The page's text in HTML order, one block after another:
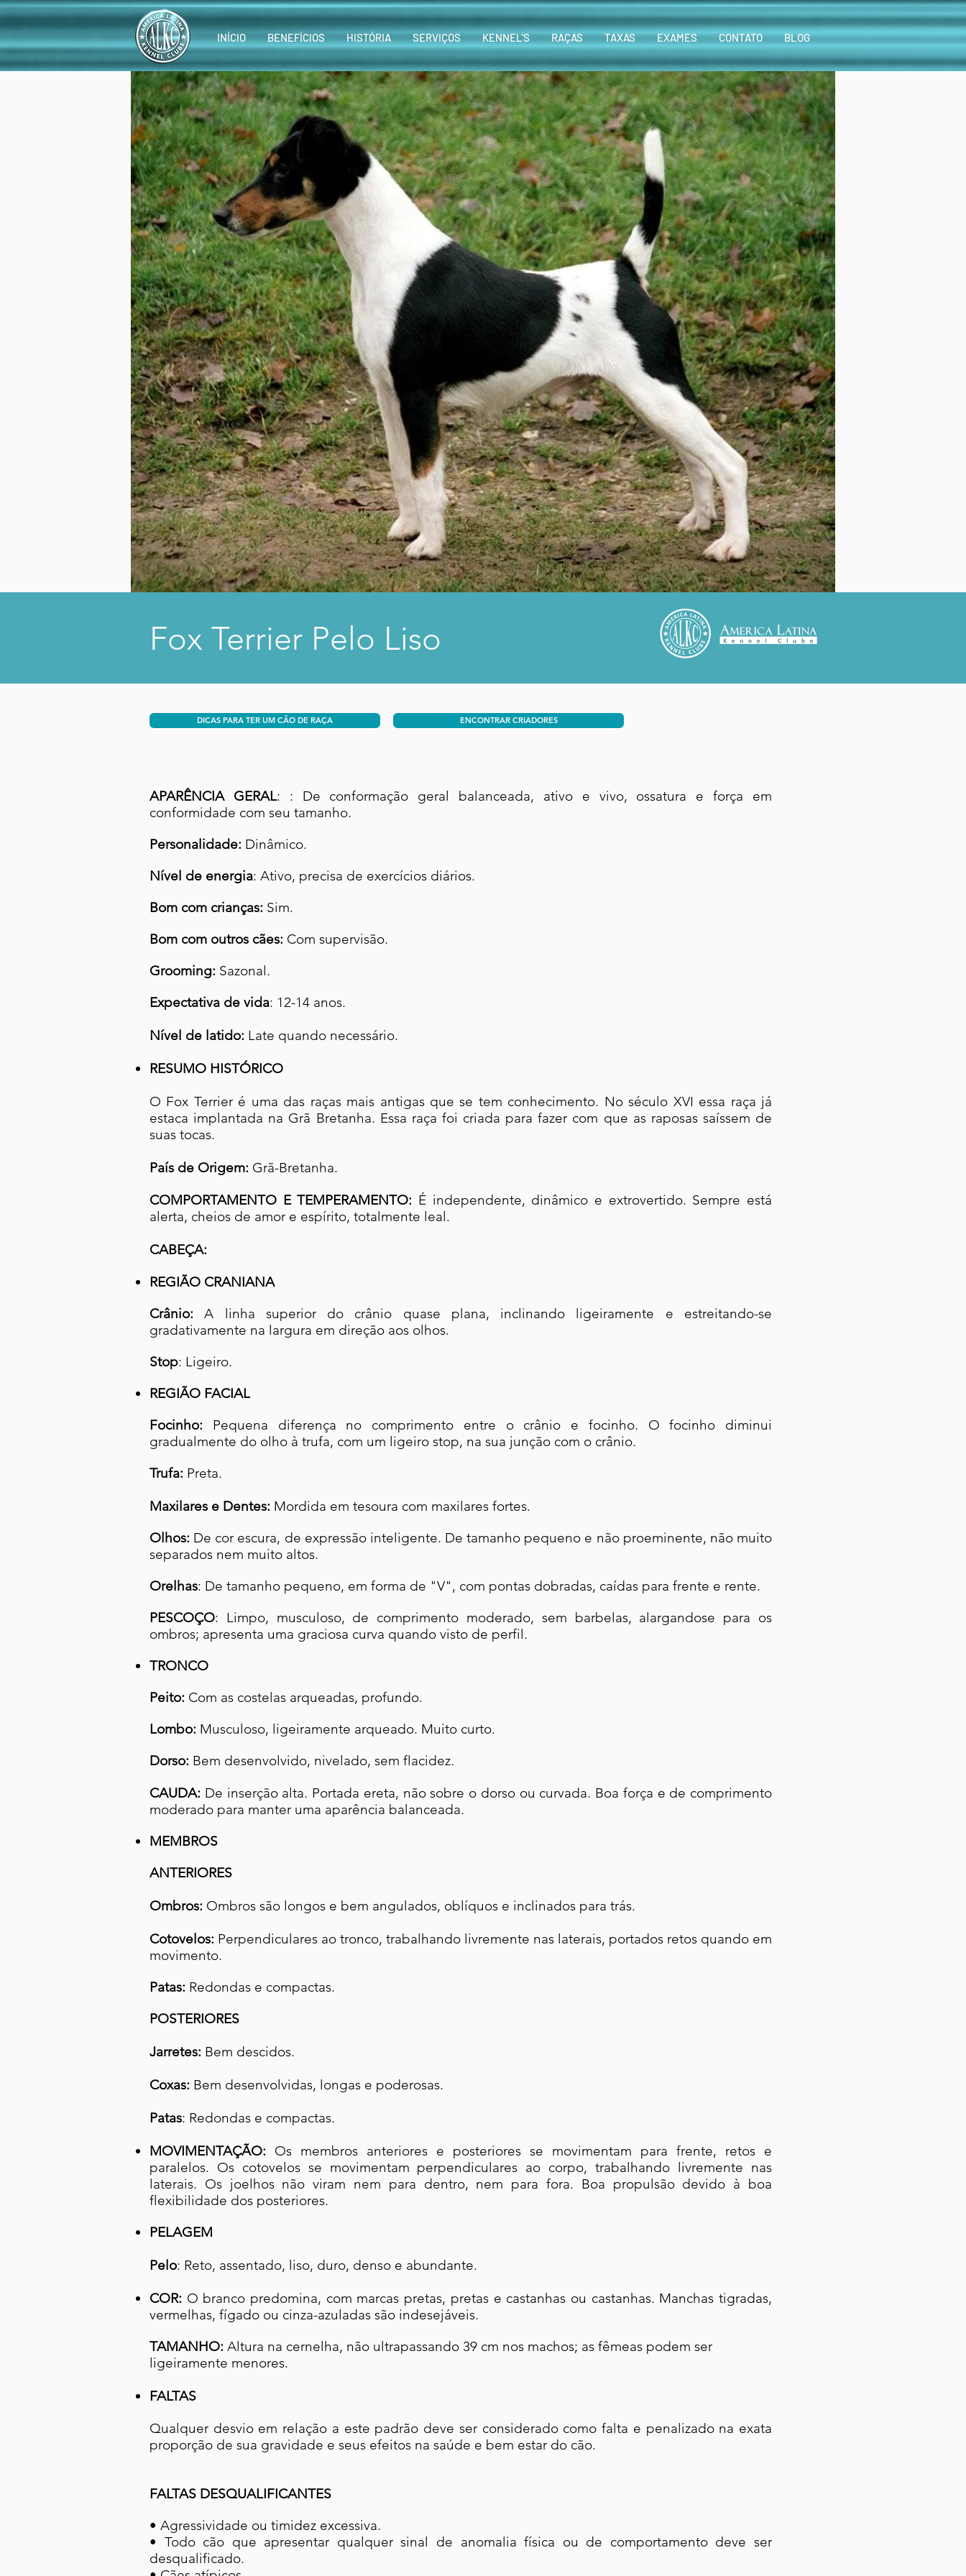
INÍCIO BENEFÍCIOS HISTÓRIA SERVIÇOS KENNEL'S RAÇAS TAXAS EXAMES CONTATO BLOG
Fox Terrier Pelo Liso
DICAS PARA TER UM CÃO DE RAÇA ENCONTRAR CRIADORES
APARÊNCIA GERAL: : De conformação geral balanceada, ativo e vivo, ossatura e força em
conformidade com seu tamanho.
Personalidade: Dinâmico.
Nível de energia: Ativo, precisa de exercícios diários.
Bom com crianças: Sim.
Bom com outros cães: Com supervisão.
Grooming: Sazonal.
Expectativa de vida: 12-14 anos.
Nível de latido: Late quando necessário.
RESUMO HISTÓRICO
O Fox Terrier é uma das raças mais antigas que se tem conhecimento. No século XVI essa raça já
estaca implantada na Grã Bretanha. Essa raça foi criada para fazer com que as raposas saíssem de
suas tocas.
País de Origem: Grã-Bretanha.
COMPORTAMENTO E TEMPERAMENTO: É independente, dinâmico e extrovertido. Sempre está
alerta, cheios de amor e espírito, totalmente leal.
CABEÇA:
REGIÃO CRANIANA
Crânio:A linha superior do crânio quase plana, inclinando ligeiramente e estreitando-se
gradativamente na largura em direção aos olhos.
Stop: Ligeiro.
REGIÃO FACIAL
Focinho: Pequena diferença no comprimento entre o crânio e focinho. O focinho diminui
gradualmente do olho à trufa, com um ligeiro stop, na sua junção com o crânio.
Trufa: Preta.
Maxilares e Dentes: Mordida em tesoura com maxilares fortes.
Olhos: De cor escura, de expressão inteligente. De tamanho pequeno e não proeminente, não muito
separados nem muito altos.
Orelhas: De tamanho pequeno, em forma de "V", com pontas dobradas, caídas para frente e rente.
PESCOÇO: Limpo, musculoso, de comprimento moderado, sem barbelas, alargandose para os
ombros; apresenta uma graciosa curva quando visto de perfil.
TRONCO
Peito: Com as costelas arqueadas, profundo.
Lombo: Musculoso, ligeiramente arqueado. Muito curto.
Dorso: Bem desenvolvido, nivelado, sem flacidez.
CAUDA: De inserção alta. Portada ereta, não sobre o dorso ou curvada. Boa força e de comprimento
moderado para manter uma aparência balanceada.
MEMBROS
ANTERIORES
Ombros: Ombros são longos e bem angulados, oblíquos e inclinados para trás.
Cotovelos: Perpendiculares ao tronco, trabalhando livremente nas laterais, portados retos quando em
movimento.
Patas: Redondas e compactas.
POSTERIORES
Jarretes: Bem descidos.
Coxas: Bem desenvolvidas, longas e poderosas.
Patas: Redondas e compactas.
MOVIMENTAÇÃO: Os membros anteriores e posteriores se movimentam para frente, retos e
paralelos. Os cotovelos se movimentam perpendiculares ao corpo, trabalhando livremente nas
laterais. Os joelhos não viram nem para dentro, nem para fora. Boa propulsão devido à boa
flexibilidade dos posteriores.
PELAGEM
Pelo: Reto, assentado, liso, duro, denso e abundante.
COR: O branco predomina, com marcas pretas, pretas e castanhas ou castanhas. Manchas tigradas,
vermelhas, fígado ou cinza-azuladas são indesejáveis.
TAMANHO: Altura na cernelha, não ultrapassando 39 cm nos machos; as fêmeas podem ser
ligeiramente menores.
FALTAS
Qualquer desvio em relação a este padrão deve ser considerado como falta e penalizado na exata
proporção de sua gravidade e seus efeitos na saúde e bem estar do cão.
FALTAS DESQUALIFICANTES
• Agressividade ou timidez excessiva.
• Todo cão que apresentar qualquer sinal de anomalia física ou de comportamento deve ser
desqualificado.